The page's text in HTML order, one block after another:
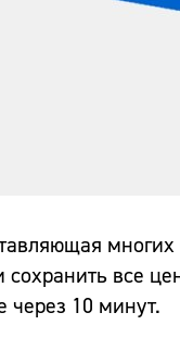
сохранить все
через 10 минут.